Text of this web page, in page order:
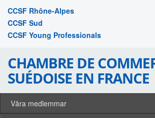
CCSF Rhône-Alpes
CCSF Sud
CCSF Young Professionals
CHAMBRE DE
SUÉDOISE EN FRANCE
Våra medlemmar